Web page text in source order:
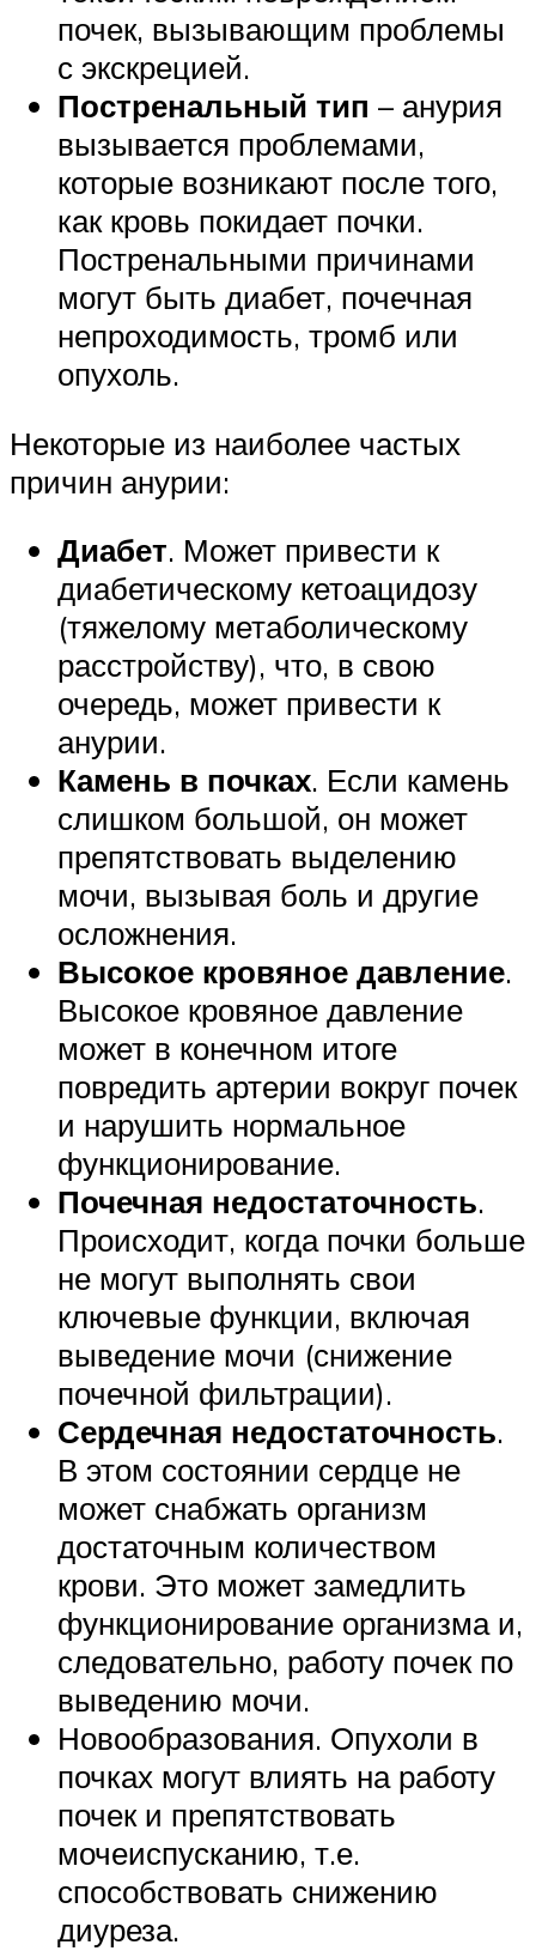
почек, вызывающим проблемы
с экскрецией.
Постренальный тип – анурия
вызывается проблемами,
которые возникают после того,
как кровь покидает почки.
Постренальными причинами
могут быть диабет, почечная
непроходимость, тромб или
опухоль.
Некоторые из наиболее частых
причин анурии:
Диабет. Может привести к
диабетическому кетоацидозу
(тяжелому метаболическому
расстройству), что, в свою
очередь, может привести к
анурии.
Камень в почках. Если камень
слишком большой, он может
препятствовать выделению
мочи, вызывая боль и другие
осложнения.
Высокое кровяное давление.
Высокое кровяное давление
может в конечном итоге
повредить артерии вокруг почек
и нарушить нормальное
функционирование.
Почечная недостаточность.
Происходит, когда почки больше
не могут выполнять свои
ключевые функции, включая
выведение мочи (снижение
почечной фильтрации).
Сердечная недостаточность.
В этом состоянии сердце не
может снабжать организм
достаточным количеством
крови. Это может замедлить
функционирование организма и,
следовательно, работу почек по
выведению мочи.
Новообразования. Опухоли в
почках могут влиять на работу
почек и препятствовать
мочеиспусканию, т.е.
способствовать снижению
диуреза.